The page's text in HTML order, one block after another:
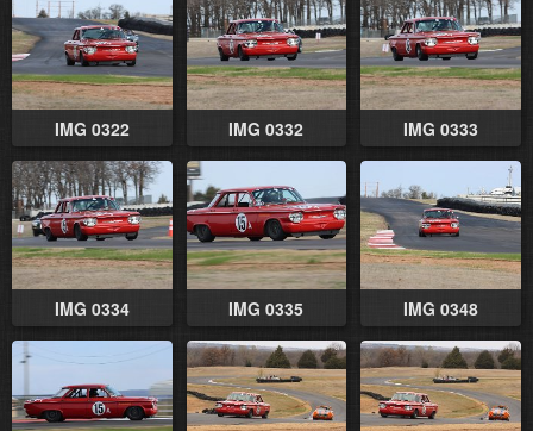
IMG 0322 IMG 0332 IMG 0333
IMG 0334 IMG 0335 IMG 0348